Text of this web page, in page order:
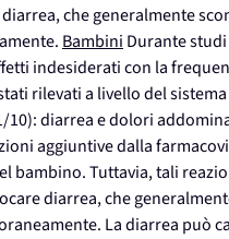
che generalmente
Bambini Durante
indesiderati con la
rilevati a livello del
diarrea e dolori
aggiuntive dalla
bambino. Tuttavia, tali
diarrea, che
La diarrea può